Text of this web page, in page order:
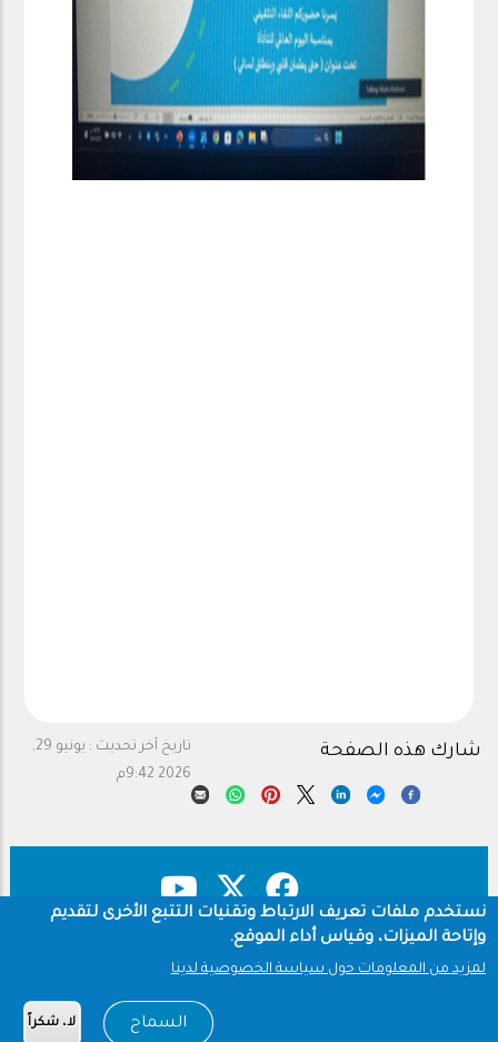
تاريخ آخر تحديث :
يونيو 29,
2026 9:42م
شارك هذه الصفحة
Footer
نستخدم ملفات تعريف الارتباط وتقنيات التتبع الأخرى لتقديم
وإتاحة الميزات، وقياس أداء الموقع.
لمزيد من المعلومات حول سياسة الخصوصية لدينا
السماح لا، شكراً